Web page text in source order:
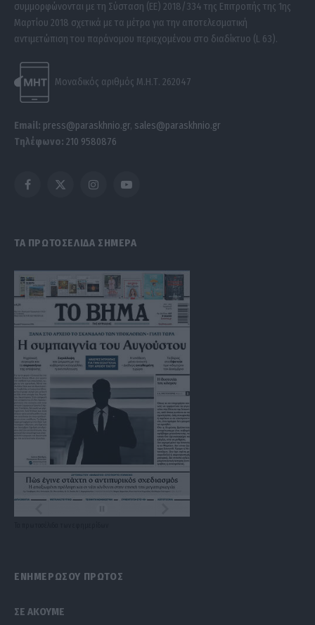
συμμορφώνονται με τη Σύσταση (ΕΕ) 2018/334 της Επιτροπής της 1ης
Μαρτίου 2018 σχετικά με τα μέτρα για την αποτελεσματική
αντιμετώπιση του παράνομου περιεχομένου στο διαδίκτυο (L 63).
Μοναδικός αριθμός Μ.Η.Τ. 262047
Email: press@paraskhnio.gr, sales@paraskhnio.gr
Τηλέφωνο: 210 9580876
Facebook
X
InstagramYouTube
ΤΑ ΠΡΩΤΟΣΕΛΙΔΑ ΣΗΜΕΡΑ
ΕΝΗΜΕΡΩΣΟΥ ΠΡΩΤΟΣ
ΣΕ ΑΚΟΥΜΕ